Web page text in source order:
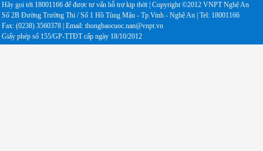
Hãy gọi tới 18001166 để được tư vấn hỗ trợ kịp thời | Copyright ©2012 VNPT Nghệ An
Số 2B Đường Trường Thi / Số 1 Hồ Tùng Mậu - Tp.Vinh - Nghệ An | Tel: 18001166
Fax: (0238) 3560378 | Email: thongbaocuoc.nan@vnpt.vn
Giấy phép số 155/GP-TTĐT cấp ngày 18/10/2012